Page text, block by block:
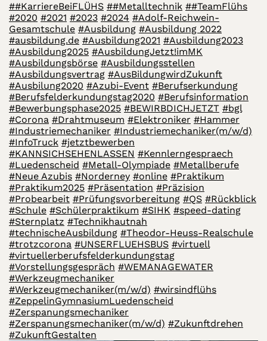
##KarriereBeiFLÜHS ##Metalltechnik ##TeamFlühs
#2020 #2021 #2023 #2024 #Adolf-Reichwein-
Gesamtschule #Ausbildung #Ausbildung 2022
#ausbildung.de #Ausbildung2021 #Ausbildung2023
#Ausbildung2025 #AusbildungJetzt!imMK
#Ausbildungsbörse #Ausbildungsstellen
#Ausbildungsvertrag #AusBildungwirdZukunft
#Ausbilung2020 #Azubi-Event #Berufserkundung
#Berufsfelderkundungstag2020 #Berufsinformation
#Bewerbungsphase2025 #BEWIRBDICHJETZT #bgl
#Corona #Drahtmuseum #Elektroniker #Hammer
#Industriemechaniker #Industriemechaniker(m/w/d)
#InfoTruck #jetztbewerben
#KANNSICHSEHENLASSEN #Kennlerngespraech
#Luedenscheid #Metall-Olympiade #Metallberufe
#Neue Azubis #Norderney #online #Praktikum
#Praktikum2025 #Präsentation #Präzision
#Probearbeit #Prüfungsvorbereitung #QS #Rückblick
#Schule #Schülerpraktikum #SIHK #speed-dating
#Sternplatz #Technikhautnah
#technischeAusbildung #Theodor-Heuss-Realschule
#trotzcorona #UNSERFLUEHSBUS #virtuell
#virtuellerberufsfelderkundungstag
#Vorstellungsgespräch #WEMANAGEWATER
#Werkzeugmechaniker
#Werkzeugmechaniker(m/w/d) #wirsindflühs
#ZeppelinGymnasiumLuedenscheid
#Zerspanungsmechaniker
#Zerspanungsmechaniker(m/w/d) #Zukunftdrehen
#ZukunftGestalten